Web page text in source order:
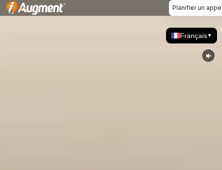
Planifier un
Français▼